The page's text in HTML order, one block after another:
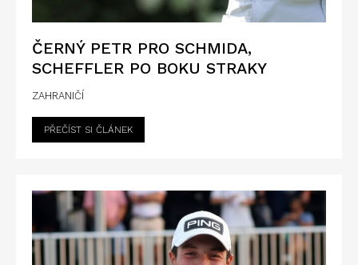
ČERNÝ PETR PRO SCHMIDA,
SCHEFFLER PO BOKU STRAKY
ZAHRANIČÍ
PŘEČÍST SI ČLÁNEK